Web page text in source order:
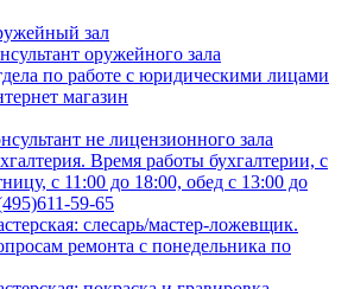
зал
оружейного зала
по работе с юридическими лицами
магазин
не лицензионного зала
Время работы бухгалтерии, с
с 11:00 до 18:00, обед с 13:00 до
59-65
слесарь/мастер-ложевщик.
ремонта с понедельника по